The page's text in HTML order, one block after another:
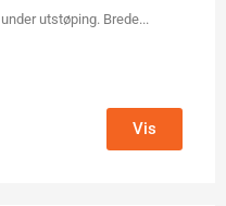
utstøping. Brede...
Vis